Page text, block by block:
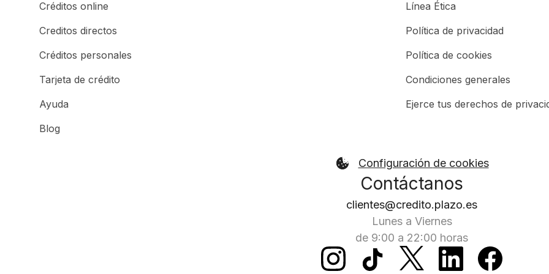
Créditos online
Creditos directos
Créditos personales
Tarjeta de crédito
Ayuda
Blog
Línea Ética
Política de privacidad
Política de cookies
Condiciones generales
Ejerce tus derechos de
Configuración de cookies
Contáctanos
clientes@credito.plazo.es
Lunes a Viernes
de 9:00 a 22:00 horas